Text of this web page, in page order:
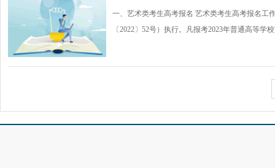
一、艺术类考生高考报名 艺术类考生高考报名工
〔2022〕52号）执行。凡报考2023年普通高等学